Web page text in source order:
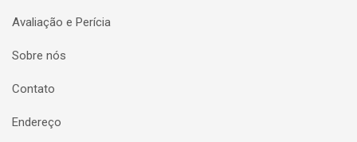
Avaliação e Perícia
Sobre nós
Contato
Endereço